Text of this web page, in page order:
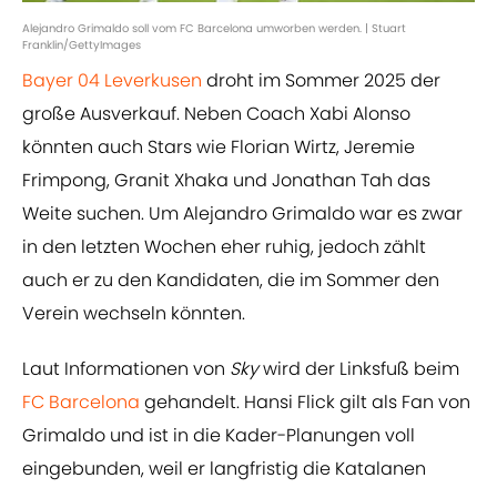
Alejandro Grimaldo soll vom FC Barcelona umworben werden. | Stuart
Franklin/GettyImages
Bayer 04 Leverkusen droht im Sommer 2025 der
große Ausverkauf. Neben Coach Xabi Alonso
könnten auch Stars wie Florian Wirtz, Jeremie
Frimpong, Granit Xhaka und Jonathan Tah das
Weite suchen. Um Alejandro Grimaldo war es zwar
in den letzten Wochen eher ruhig, jedoch zählt
auch er zu den Kandidaten, die im Sommer den
Verein wechseln könnten.
Laut Informationen von Skywird der Linksfuß beim
FC Barcelona gehandelt. Hansi Flick gilt als Fan von
Grimaldo und ist in die Kader-Planungen voll
eingebunden, weil er langfristig die Katalanen